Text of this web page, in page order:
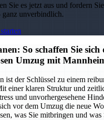
Sie es jetzt aus und fordern
ganz unverbindlich.
So schaffen Sie sich
Umzug mit
ist der Schlüssel zu einem
einer klaren Struktur und
und unvorhergesehene
vor dem Umzug die neue
was Sie mitbringen und was